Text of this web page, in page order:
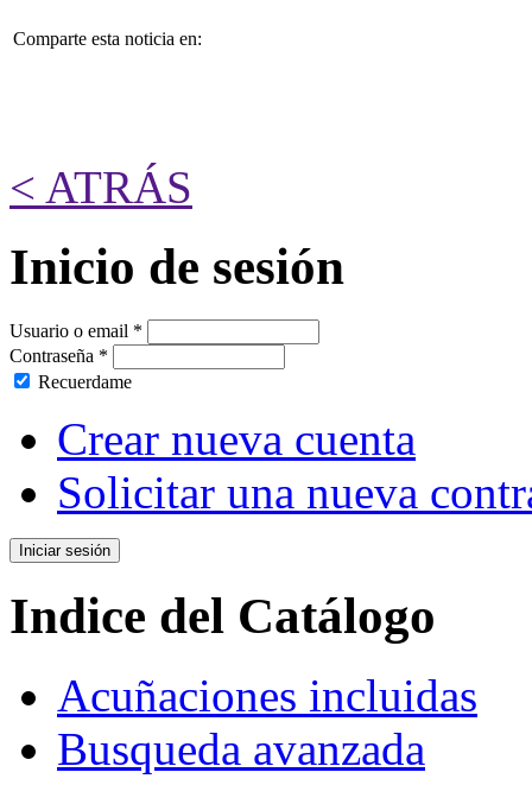
Comparte esta noticia en:
< ATRÁS
Inicio de sesión
Usuario o email *
Contraseña *
Recuerdame
Crear nueva cuenta
Solicitar una nueva
Indice del Catálogo
Acuñaciones incluidas
Busqueda avanzada